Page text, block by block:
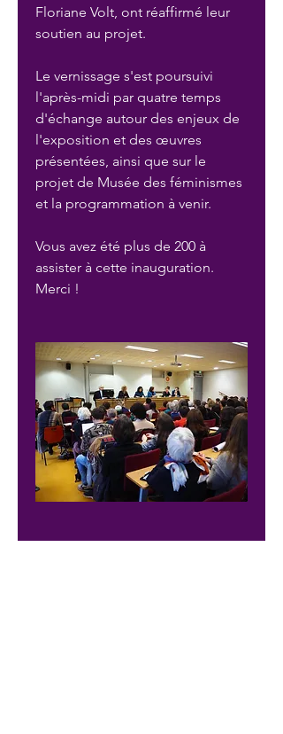
Floriane Volt, ont réaffirmé leur
soutien au projet.
Le vernissage s'est poursuivi
l'après-midi par quatre temps
d'échange autour des enjeux de
l'exposition et des œuvres
présentées, ainsi que sur le
projet de Musée des féminismes
et la programmation à venir.
Vous avez été plus de 200 à
assister à cette inauguration.
Merci !